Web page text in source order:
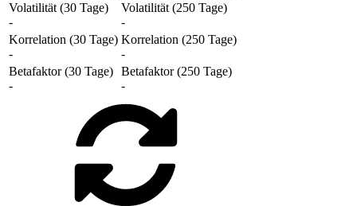
Volatilität (30 Tage)
-
Volatilität (250 Tage)
-
Korrelation (30 Tage)
-
Korrelation (250 Tage)
-
Betafaktor (30 Tage)
-
Betafaktor (250 Tage)
-